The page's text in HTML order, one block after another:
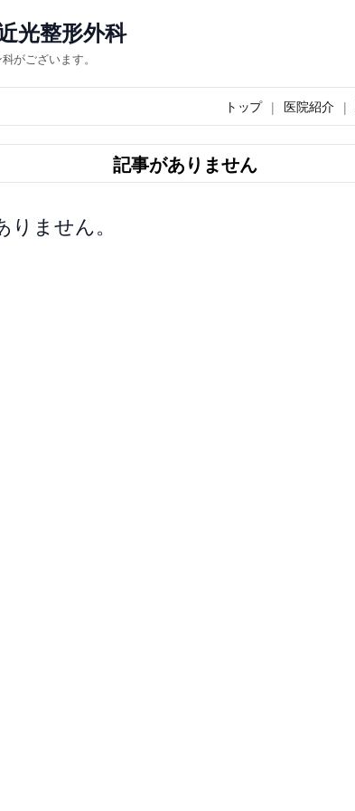
光整形外科
がございます。
トップ 医院紹介
記事がありません
ません。